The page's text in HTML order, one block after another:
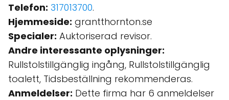
Telefon: 317013700.
Hjemmeside: grantthornton.se
Specialer: Auktoriserad revisor.
Andre interessante oplysninger:
Rullstolstillgänglig ingång, Rullstolstillgänglig
toalett, Tidsbeställning rekommenderas.
Anmeldelser: Dette firma har 6 anmeldelser